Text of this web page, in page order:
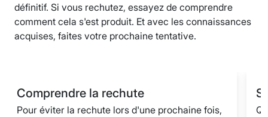
définitif. Si vous rechutez, essayez de comprendre
comment cela s'est produit. Et avec les connaissances
acquises, faites votre prochaine tentative.
Comprendre la rechute
Pour éviter la rechute lors d'une prochaine fois,